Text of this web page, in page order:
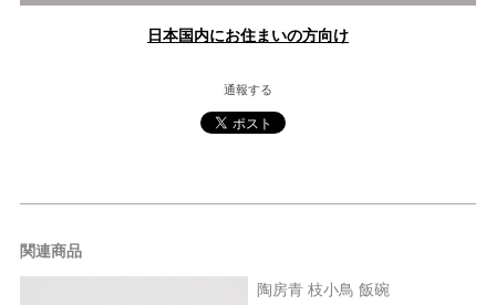
日本国内にお住まいの方向け
通報する
関連商品
陶房青 枝小鳥 飯碗